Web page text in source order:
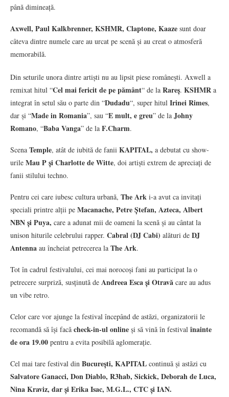
până dimineață.
Axwell, Paul Kalkbrenner, KSHMR, Claptone, Kaaze sunt doar
câteva dintre numele care au urcat pe scenă și au creat o atmosferă
memorabilă.
Din seturile unora dintre artiști nu au lipsit piese românești. Axwell a
remixat hitul “Cel mai fericit de pe pământ“ de la Rareș. KSHMR a
integrat în setul său o parte din “Dudadu“, super hitul Irinei Rimes,
dar și “Made in Romania”, sau “E mult, e greu” de la Johny
Romano, “Baba Vanga” de la F.Charm.
Scena Temple, atât de iubită de fanii KAPITAL, a debutat cu show-
urile Mau P și Charlotte de Witte, doi artiști extrem de apreciați de
fanii stilului techno.
Pentru cei care iubesc cultura urbană, The Ark i-a avut ca invitați
speciali printre alții pe Macanache, Petre Ștefan, Azteca, Albert
NBN și Puya, care a adunat mii de oameni la scenă și au cântat la
unison hiturile celebrului rapper. Cabral (DJ Cabi) alături de DJ
Antenna au încheiat petrecerea la The Ark.
Tot în cadrul festivalului, cei mai norocoși fani au participat la o
petrecere surpriză, susținută de Andreea Esca și Otravă care au adus
un vibe retro.
Celor care vor ajunge la festival începând de astăzi, organizatorii le
recomandă să își facă check-in-ul online și să vină în festival înainte
de ora 19.00 pentru a evita posibilă aglomerație.
Cel mai tare festival din București, KAPITAL continuă și astăzi cu
Salvatore Ganacci, Don Diablo, R3hab, Sickick, Deborah de Luca,
Nina Kraviz, dar și Erika Isac, M.G.L., CTC și IAN.